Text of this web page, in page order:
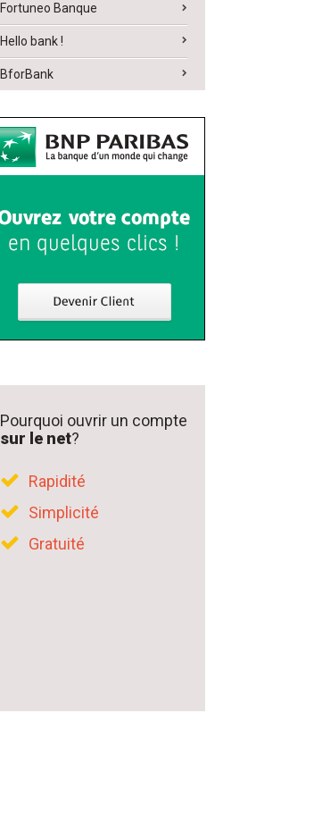
Fortuneo Banque
Hello bank !
BforBank
Pourquoi ouvrir un compte
sur le net?
Rapidité
Simplicité
Gratuité